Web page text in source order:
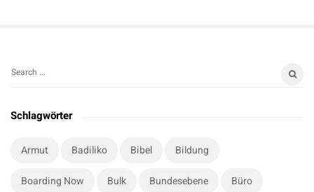
S
t
S
a
Schlagwörter
Armut Badiliko Bibel Bildung
Boarding Now Bulk Bundesebene Büro